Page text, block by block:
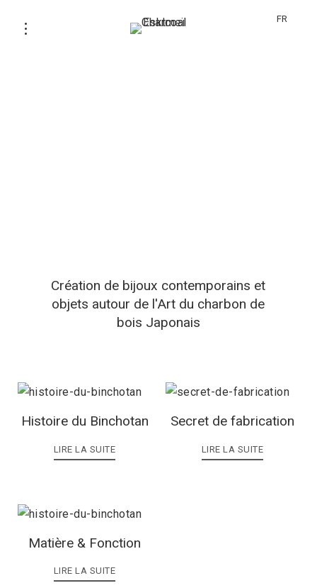
FR
Création de bijoux contemporains et
objets autour de l'Art du charbon de
bois Japonais
Histoire du Binchotan
LIRE LA SUITE
Secret de fabrication
LIRE LA SUITE
Matière & Fonction
LIRE LA SUITE